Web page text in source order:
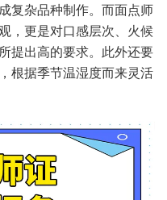
复杂品种制作。而面点师
，更是对口感层次、火候
提出高的要求。此外还要
根据季节温湿度而来灵活